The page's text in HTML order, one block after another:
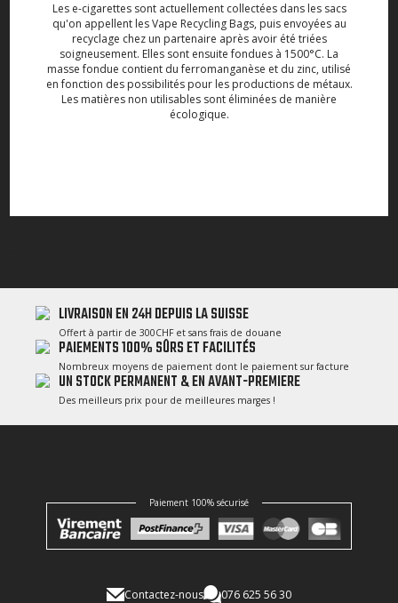
Les e-cigarettes sont actuellement collectées dans les sacs
qu'on appellent les Vape Recycling Bags, puis envoyées au
recyclage chez un partenaire après avoir été triées
soigneusement. Elles sont ensuite fondues à 1500°C. La
masse fondue contient du ferromanganèse et du zinc, utilisé
en fonction des possibilités pour les productions de métaux.
Les matières non utilisables sont éliminées de manière
écologique.
LIVRAISON EN 24H DEPUIS LA SUISSE
Offert à partir de 300CHF et sans frais de douane
PAIEMENTS 100% SÛRS ET FACILITÉS
Nombreux moyens de paiement dont le paiement sur facture
UN STOCK PERMANENT & EN AVANT-PREMIERE
Des meilleurs prix pour de meilleures marges !
Paiement 100% sécurisé
Contactez-nous 076 625 56 30